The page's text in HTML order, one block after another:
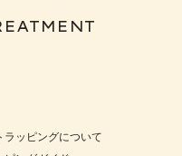
ラッピングについて